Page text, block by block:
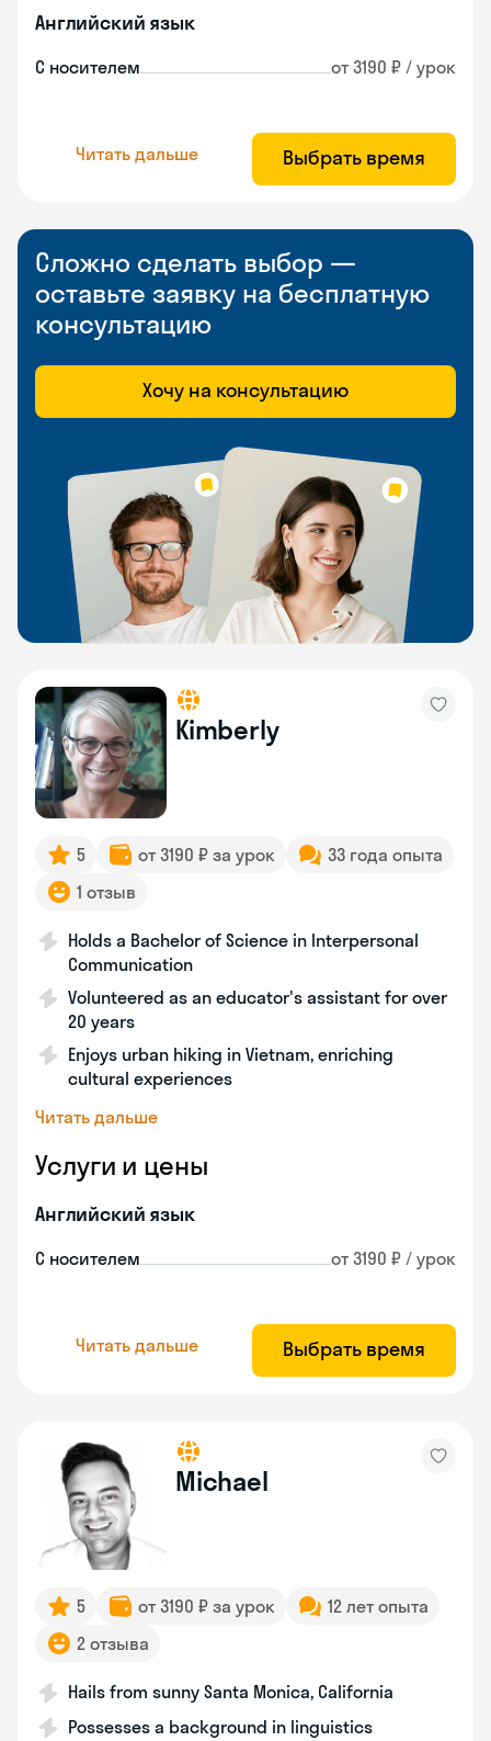
Английский язык
С носителем от 3190 ₽ / урок
Читать дальше Выбрать время
Сложно сделать выбор —
оставьте заявку на бесплатную
консультацию
Хочу на консультацию
Kimberly
5 от 3190 ₽ за урок
33 года опыта
1 отзыв
Holds a Bachelor of Science in Interpersonal
Communication
Volunteered as an educator's assistant for over
20 years
Enjoys urban hiking in Vietnam, enriching
cultural experiences
Читать дальше
Услуги и цены
Английский язык
С носителем от 3190 ₽ / урок
Читать дальше Выбрать время
Michael
5 от 3190 ₽ за урок
12 лет опыта
2 отзыва
Hails from sunny Santa Monica, California
Possesses a background in linguistics